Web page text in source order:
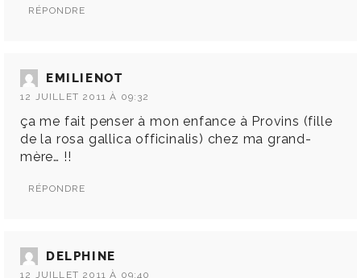
RÉPONDRE
EMILIENOT
12 JUILLET 2011 À 09:32
ça me fait penser à mon enfance à Provins (fille
de la rosa gallica officinalis) chez ma grand-
mère… !!
RÉPONDRE
DELPHINE
12 JUILLET 2011 À 09:40